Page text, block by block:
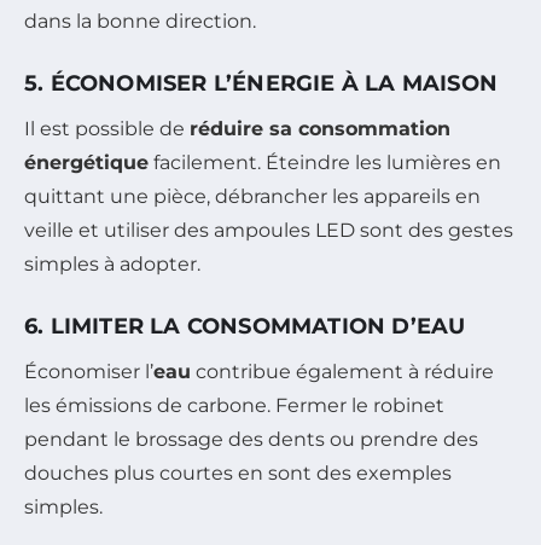
dans la bonne direction.
5. ÉCONOMISER L’ÉNERGIE À LA MAISON
Il est possible de réduire sa consommation
énergétique facilement. Éteindre les lumières en
quittant une pièce, débrancher les appareils en
veille et utiliser des ampoules LED sont des gestes
simples à adopter.
6. LIMITER LA CONSOMMATION D’EAU
Économiser l’eau contribue également à réduire
les émissions de carbone. Fermer le robinet
pendant le brossage des dents ou prendre des
douches plus courtes en sont des exemples
simples.